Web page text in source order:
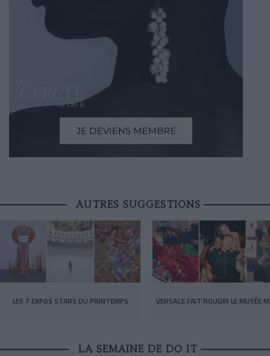
AUTRES SUGGESTIONS
LES 7 EXPOS STARS DU PRINTEMPS VERSACE FAIT ROUGIR LE MUSÉE
LA SEMAINE DE DO IT